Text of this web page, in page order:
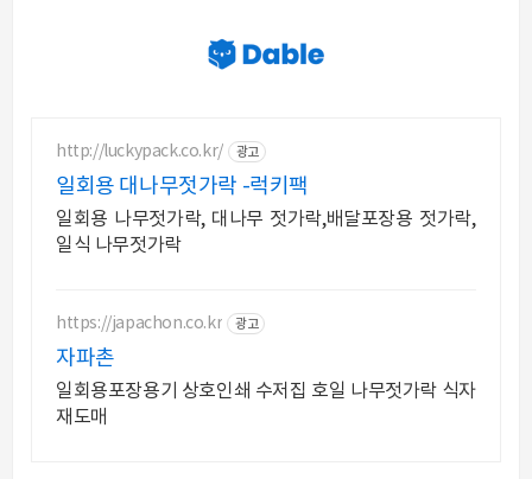
http://luckypack.co.kr/ 광고
일회용 대나무젓가락 -럭키팩
일회용 나무젓가락, 대나무 젓가락,배달포장용 젓가락,
일식 나무젓가락
https://japachon.co.kr 광고
자파촌
일회용포장용기 상호인쇄 수저집 호일 나무젓가락 식자
재도매